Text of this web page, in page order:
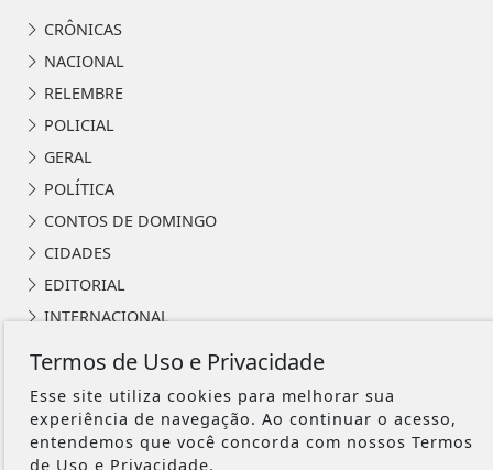
CRÔNICAS
NACIONAL
RELEMBRE
POLICIAL
GERAL
POLÍTICA
CONTOS DE DOMINGO
CIDADES
EDITORIAL
INTERNACIONAL
CULTURA
EVENTOS
Termos de Uso e Privacidade
Esse site utiliza cookies para melhorar sua
experiência de navegação. Ao continuar o acesso,
entendemos que você concorda com nossos Termos
de Uso e Privacidade.